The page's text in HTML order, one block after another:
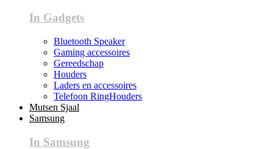
In Gadgets
Bluetooth Speaker
Gaming accessoires
Gereedschap
Houders
Laders en accessoires
Telefoon RingHouders
Mutsen Sjaal
Samsung
In Samsung